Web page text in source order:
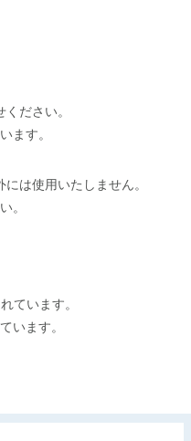
ださい。
ます。
は使用いたしません。
。
ています。
います。